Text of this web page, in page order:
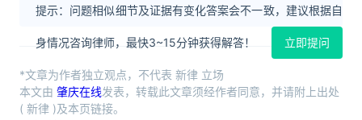
提示：问题相似细节及证据有变化答案会不一致，建议根据自
身情况咨询律师，最快3~15分钟获得解答！ 立即提问
*文章为作者独立观点，不代表 新律 立场
本文由 肇庆在线发表，转载此文章须经作者同意，并请附上出处
( 新律 )及本页链接。